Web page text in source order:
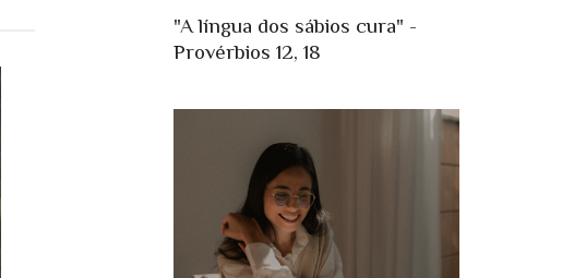
"A língua dos sábios cura" -
Provérbios 12, 18